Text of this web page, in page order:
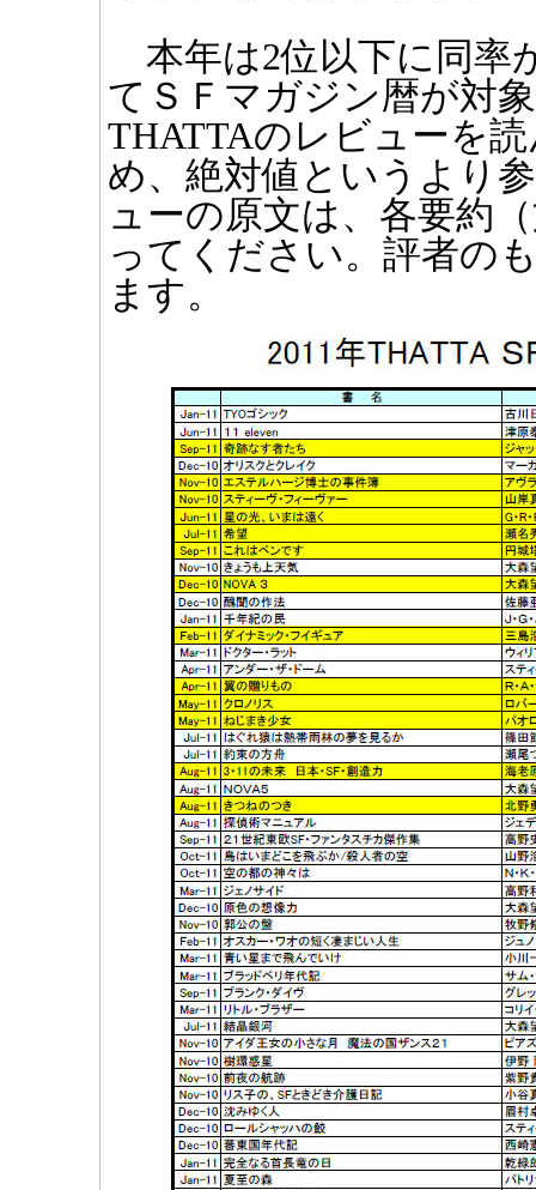
本年は2位以下に同率
てＳＦマガジン暦が対
THATTAのレビューを
め、絶対値というより
ューの原文は、各要約
ってください。評者の
ます。